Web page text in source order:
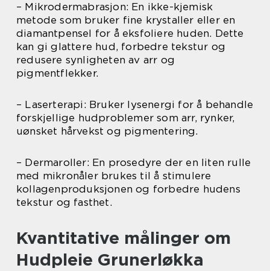
– Mikrodermabrasjon: En ikke-kjemisk
metode som bruker fine krystaller eller en
diamantpensel for å eksfoliere huden. Dette
kan gi glattere hud, forbedre tekstur og
redusere synligheten av arr og
pigmentflekker.
– Laserterapi: Bruker lysenergi for å behandle
forskjellige hudproblemer som arr, rynker,
uønsket hårvekst og pigmentering.
– Dermaroller: En prosedyre der en liten rulle
med mikronåler brukes til å stimulere
kollagenproduksjonen og forbedre hudens
tekstur og fasthet.
Kvantitative målinger om
Hudpleie Grunerløkka